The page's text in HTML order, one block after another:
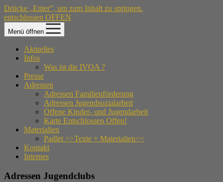
Drücke „Enter”, um zum Inhalt zu springen.
entschlossen OFFEN
Menü öffnen
Aktuelles
Infos
Was ist die IVOA ?
Presse
Adressen
Adressen Familienförderung
Adressen Jugendsozialarbeit
Offene Kinder- und Jugendarbeit
Karte Entschlossen Offen!
Materialien
Padlet >>Texte + Materialien<<
Kontakt
Internes
Adressen Jugendclubs